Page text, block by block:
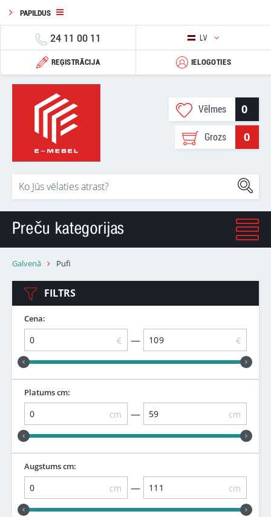
PAPILDUS
24 11 00 11 LV
REĢISTRĀCIJA IELOGOTIES
Vēlmes 0
Grozs 0
Preču kategorijas
Galvenā Pufi
FILTRS
Cena:
€ — €
Platums cm:
cm — cm
Augstums cm:
cm — cm